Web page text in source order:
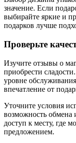
значение. Если
выбирайте яркие и
подарков лучше
Проверьте
Изучите отзывы о
приобрести
уровне
впечатление от
Уточните условия
возможность обмена
доступ к месту, где
предложением.